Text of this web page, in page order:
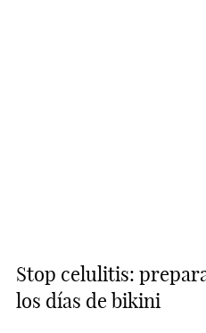
Stop celulitis:
los días de bikini